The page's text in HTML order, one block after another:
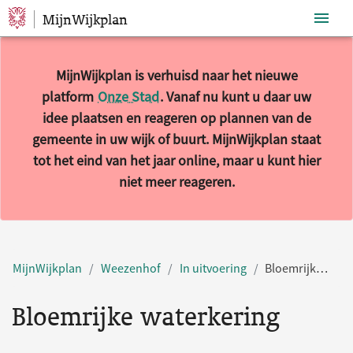
Sla navigatie over
MijnWijkplan
MijnWijkplan is verhuisd naar het nieuwe
platform Onze Stad. Vanaf nu kunt u daar uw
idee plaatsen en reageren op plannen van de
gemeente in uw wijk of buurt. MijnWijkplan staat
tot het eind van het jaar online, maar u kunt hier
niet meer reageren.
MijnWijkplan Weezenhof In uitvoering Bloemrijke waterkering
Bloemrijke waterkering